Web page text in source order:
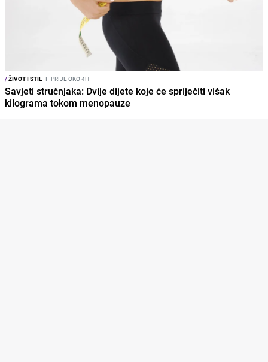
/ŽIVOT I STIL I PRIJE OKO 4H
Savjeti stručnjaka: Dvije dijete koje će spriječiti višak
kilograma tokom menopauze